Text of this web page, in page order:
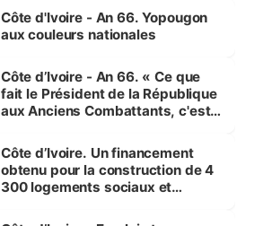
l'Etat de droit pour préserver les
vies humaines »
Côte d'Ivoire - An 66. Yopougon
aux couleurs nationales
Côte d’Ivoire - An 66. « Ce que
fait le Président de la République
aux Anciens Combattants, c'est
Côte d’Ivoire. Un financement
obtenu pour la construction de 4
300 logements sociaux et
et Yamoussoukro